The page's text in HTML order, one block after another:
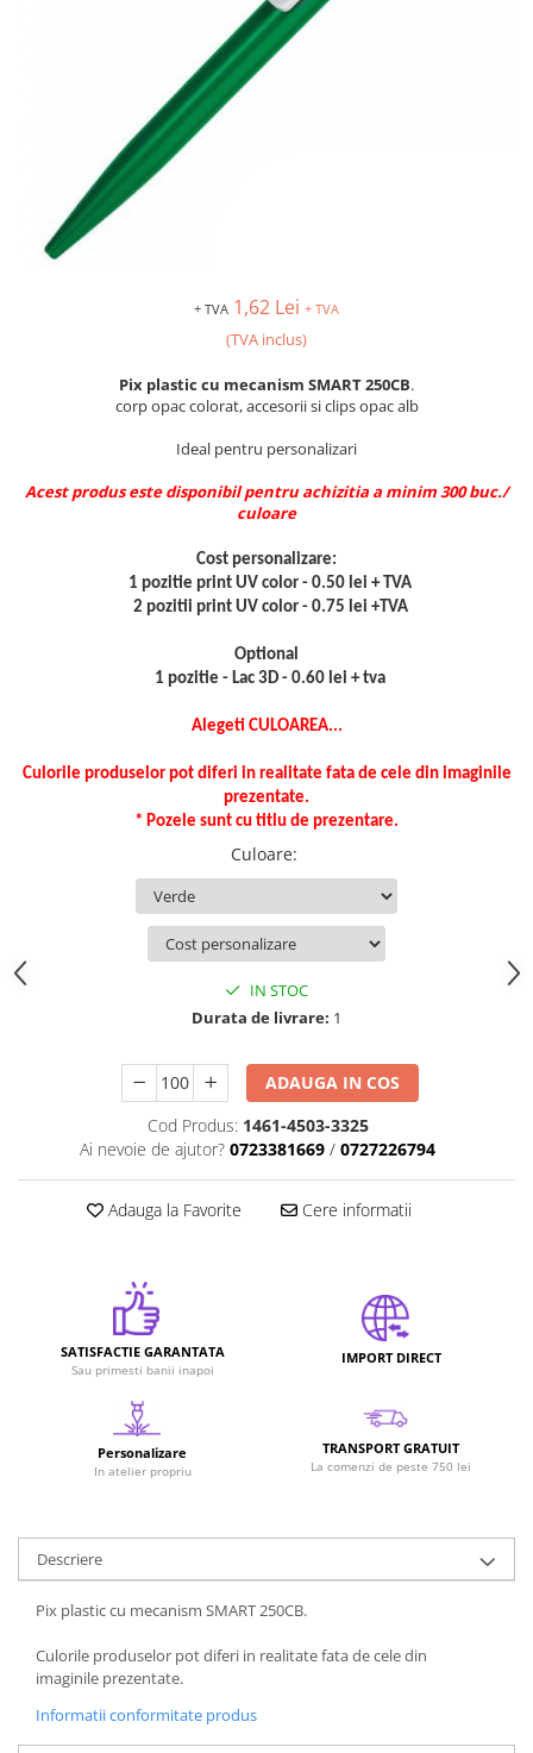
+ TVA 1,62 Lei + TVA
(TVA inclus)
Pix plastic cu mecanism SMART 250CB.
corp opac colorat, accesorii si clips opac alb
Ideal pentru personalizari
Acest produs este disponibil pentru achizitia a minim 300 buc./
culoare
Cost personalizare:
1 pozitie print UV color - 0.50 lei + TVA
2 pozitii print UV color - 0.75 lei +TVA
Optional
1 pozitie - Lac 3D - 0.60 lei + tva
Alegeti CULOAREA...
Culorile produselor pot diferi in realitate fata de cele din imaginile
prezentate.
* Pozele sunt cu titlu de prezentare.
Culoare:
IN STOC
Durata de livrare: 1
ADAUGA IN COS
Cod Produs: 1461-4503-3325
Ai nevoie de ajutor? 0723381669 / 0727226794
Adauga la Favorite Cere informatii
SATISFACTIE GARANTATA
Sau primesti banii inapoi
IMPORT DIRECT
Personalizare
In atelier propriu
TRANSPORT GRATUIT
La comenzi de peste 750 lei
Descriere
Pix plastic cu mecanism SMART 250CB.
Culorile produselor pot diferi in realitate fata de cele din
imaginile prezentate.
Informatii conformitate produs